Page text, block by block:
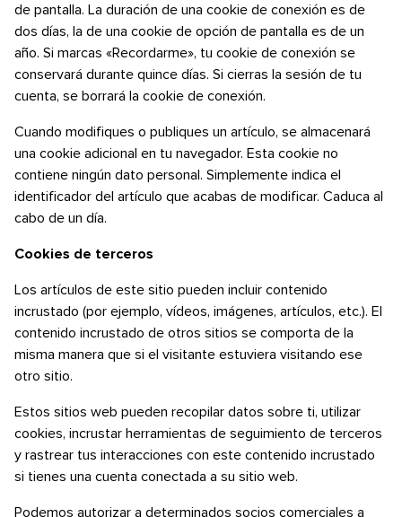
de pantalla. La duración de una cookie de conexión es de
dos días, la de una cookie de opción de pantalla es de un
año. Si marcas «Recordarme», tu cookie de conexión se
conservará durante quince días. Si cierras la sesión de tu
cuenta, se borrará la cookie de conexión.
Cuando modifiques o publiques un artículo, se almacenará
una cookie adicional en tu navegador. Esta cookie no
contiene ningún dato personal. Simplemente indica el
identificador del artículo que acabas de modificar. Caduca al
cabo de un día.
Cookies de terceros
Los artículos de este sitio pueden incluir contenido
incrustado (por ejemplo, vídeos, imágenes, artículos, etc.). El
contenido incrustado de otros sitios se comporta de la
misma manera que si el visitante estuviera visitando ese
otro sitio.
Estos sitios web pueden recopilar datos sobre ti, utilizar
cookies, incrustar herramientas de seguimiento de terceros
y rastrear tus interacciones con este contenido incrustado
si tienes una cuenta conectada a su sitio web.
Podemos autorizar a determinados socios comerciales a